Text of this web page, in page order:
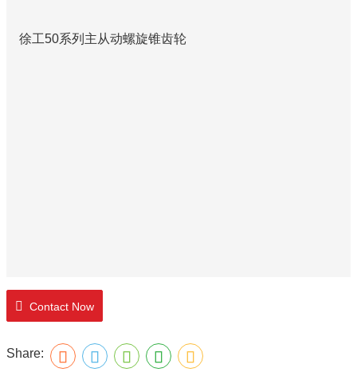
徐工50系列主从动螺旋锥齿轮
Contact Now
Share: